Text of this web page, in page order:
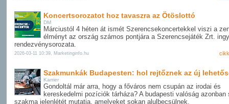
Koncertsorozatot hoz tavaszra az Ötöslottó
DM
Márciustól 4 héten át ismét Szerencsekoncertekkel viszi a
élményt az ország számos pontjára a Szerencsejáték Zrt.
rendezvénysorozata.
2026-03-11 10:39, Marketinginfo.hu
Szakmunkák Budapesten: hol rejtőznek az új
Karrier
Gondoltál már arra, hogy a főváros nem csupán az irodai és
kereskedelmi pozíciók tárháza? A budapesti valóság azonban
szakma jelenlétét mutatja, amelyeket sokan alulbecsülnek.